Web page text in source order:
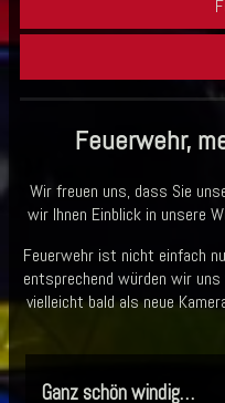
Feuerwehr,
Wir freuen uns, dass Sie
wir Ihnen Einblick in unsere
Feuerwehr ist nicht einfach
entsprechend würden wir
vielleicht bald als neue
Ganz schön windig…